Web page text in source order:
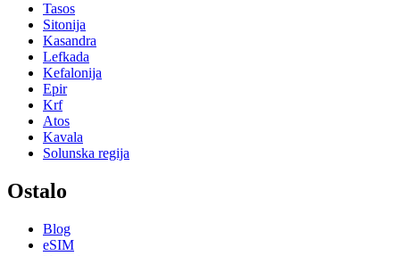
Tasos
Sitonija
Kasandra
Lefkada
Kefalonija
Epir
Krf
Atos
Kavala
Solunska regija
Ostalo
Blog
eSIM